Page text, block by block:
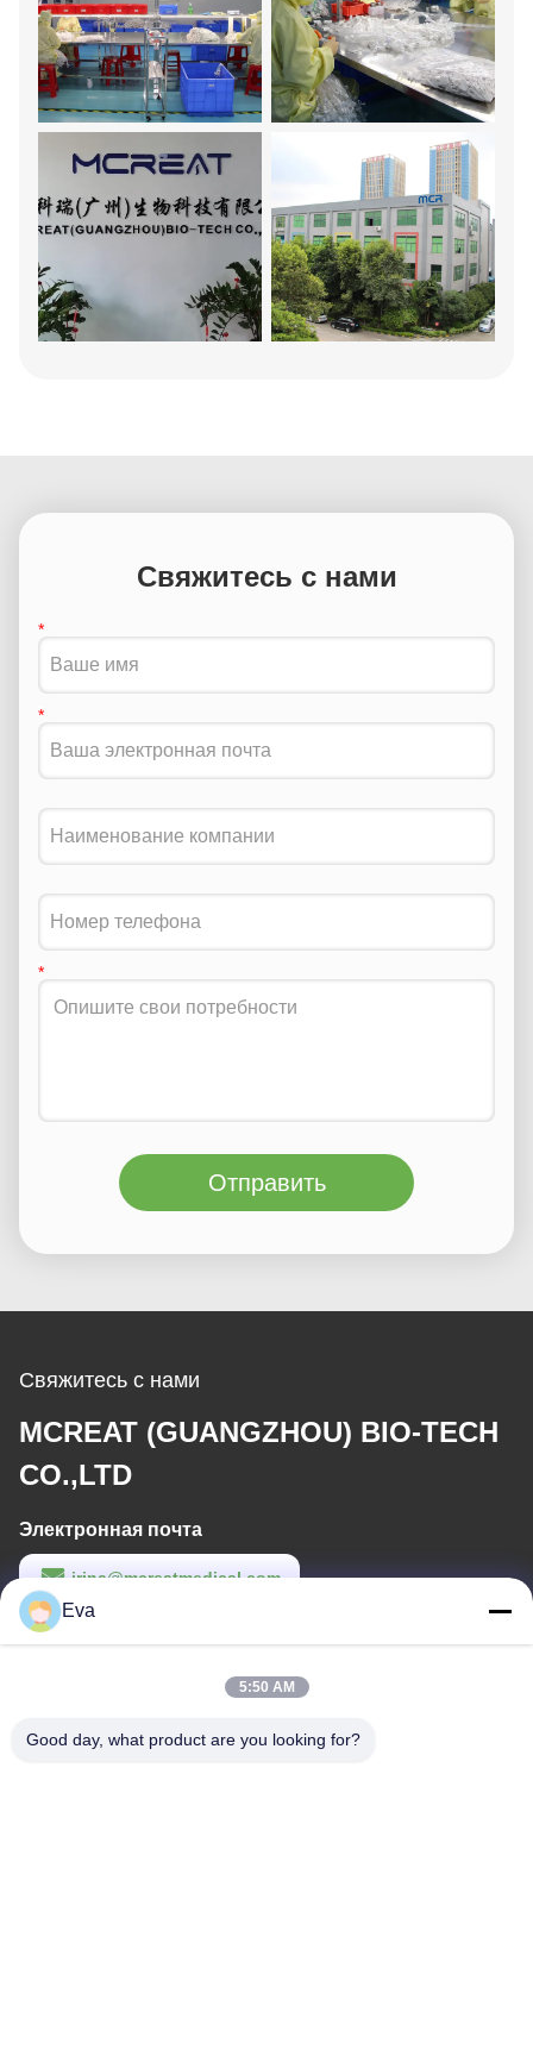
Свяжитесь с нами
Отправить
Свяжитесь с нами
MCREAT (GUANGZHOU) BIO-TECH
CO.,LTD
Электронная почта
irina@mcreatmedical.com
Рабочее время
Eva
5:50 AM
Good day, what product are you looking for?